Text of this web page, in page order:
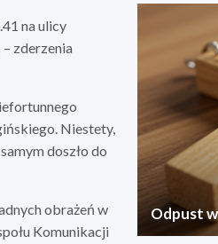
na ulicy
zderzenia
Niestety,
doszło do
obrażeń w
Komunikacji
Odpust